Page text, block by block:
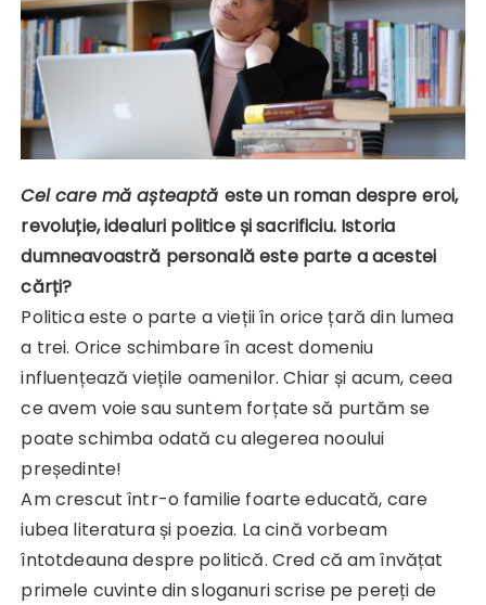
Cel care mă așteaptă este un roman despre eroi,
revoluție, idealuri politice și sacrificiu. Istoria
dumneavoastră personală este parte a acestei
cărți?
Politica este o parte a vieții în orice țară din lumea
a trei. Orice schimbare în acest domeniu
influențează viețile oamenilor. Chiar și acum, ceea
ce avem voie sau suntem forțate să purtăm se
poate schimba odată cu alegerea nooului
președinte!
Am crescut într-o familie foarte educată, care
iubea literatura și poezia. La cină vorbeam
întotdeauna despre politică. Cred că am învățat
primele cuvinte din sloganuri scrise pe pereți de